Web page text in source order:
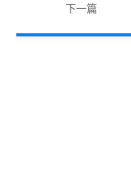
下一篇